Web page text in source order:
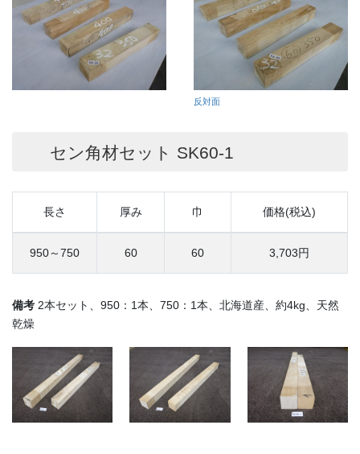
反対面
セン角材セット SK60-1
長さ 厚み 巾 価格(税込)
950～750 60 60 3,703円
備考 2本セット、950：1本、750：1本、北海道産、約4kg、天然
乾燥